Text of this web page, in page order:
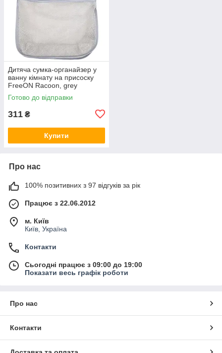
Дитяча сумка-органайзер у
ванну кімнату на присоску
FreeON Racoon, grey
Готово до відправки
311 ₴
Купити
Про нас
100% позитивних з 97 відгуків за рік
Працює з 22.06.2012
м. Київ
Київ, Україна
Контакти
Сьогодні працює з 09:00 до 19:00
Показати весь графік роботи
Про нас
Контакти